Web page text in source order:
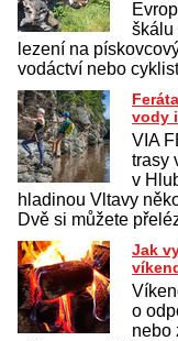
škálu
lezení na
vodáctví nebo
vody
VIA
trasy
v
hladinou Vltavy
Dvě si můžete
Jak
o
nebo